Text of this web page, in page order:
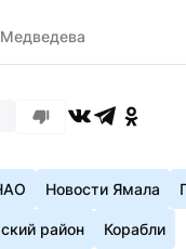
Новости Ямала
район Корабли